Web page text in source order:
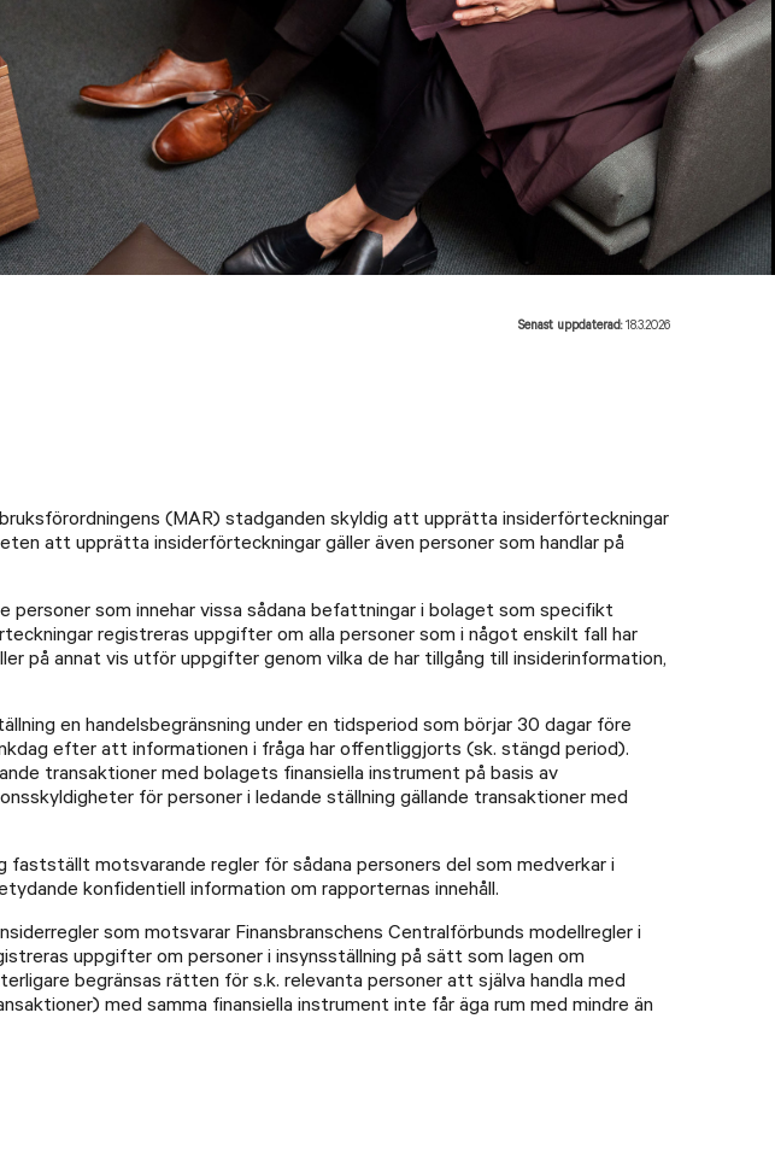
Senast uppdaterad:18.3.2026
(MAR) stadganden skyldig att upprätta insiderförteckningar
att upprätta insiderförteckningar gäller även personer som handlar på
som innehar vissa sådana befattningar i bolaget som specifikt
registreras uppgifter om alla personer som i något enskilt fall har
på annat vis utför uppgifter genom vilka de har tillgång till insiderinformation,
en handelsbegränsning under en tidsperiod som börjar 30 dagar före
efter att informationen i fråga har offentliggjorts (sk. stängd period).
transaktioner med bolagets finansiella instrument på basis av
för personer i ledande ställning gällande transaktioner med
motsvarande regler för sådana personers del som medverkar i
konfidentiell information om rapporternas innehåll.
som motsvarar Finansbranschens Centralförbunds modellregler i
uppgifter om personer i insynsställning på sätt som lagen om
begränsas rätten för s.k. relevanta personer att själva handla med
med samma finansiella instrument inte får äga rum med mindre än